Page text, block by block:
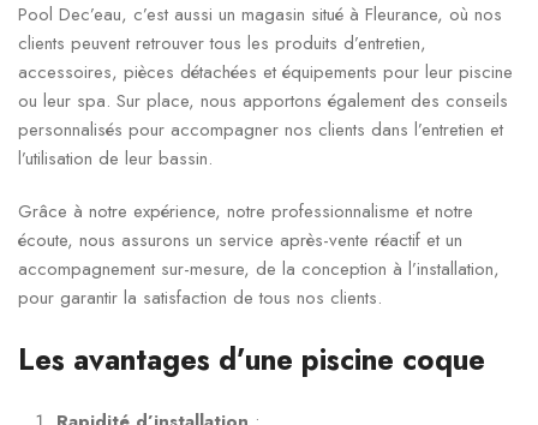
Pool Dec’eau, c’est aussi un magasin situé à Fleurance, où nos
clients peuvent retrouver tous les produits d’entretien,
accessoires, pièces détachées et équipements pour leur piscine
ou leur spa. Sur place, nous apportons également des conseils
personnalisés pour accompagner nos clients dans l’entretien et
l’utilisation de leur bassin.
Grâce à notre expérience, notre professionnalisme et notre
écoute, nous assurons un service après-vente réactif et un
accompagnement sur-mesure, de la conception à l’installation,
pour garantir la satisfaction de tous nos clients.
Les avantages d’une piscine coque